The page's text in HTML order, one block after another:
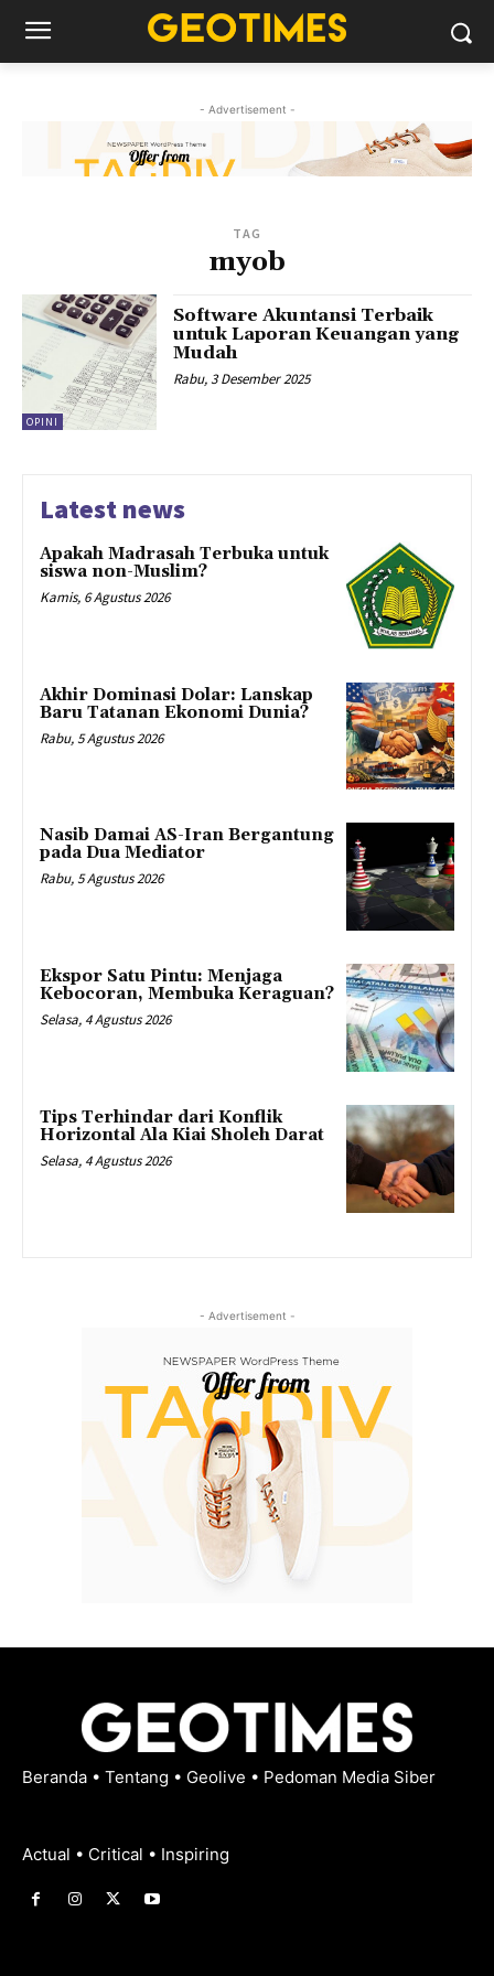
- Advertisement -
TAG
myob
OPINI
Software Akuntansi Terbaik
untuk Laporan Keuangan yang
Mudah
Rabu, 3 Desember 2025
Latest news
Apakah Madrasah Terbuka untuk
siswa non-Muslim?
Kamis, 6 Agustus 2026
Akhir Dominasi Dolar: Lanskap
Baru Tatanan Ekonomi Dunia?
Rabu, 5 Agustus 2026
Nasib Damai AS-Iran Bergantung
pada Dua Mediator
Rabu, 5 Agustus 2026
Ekspor Satu Pintu: Menjaga
Kebocoran, Membuka Keraguan?
Selasa, 4 Agustus 2026
Tips Terhindar dari Konflik
Horizontal Ala Kiai Sholeh Darat
Selasa, 4 Agustus 2026
- Advertisement -
Beranda • Tentang • Geolive • Pedoman Media Siber
Actual • Critical • Inspiring